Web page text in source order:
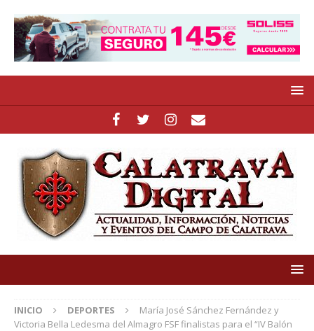
INICIO DEPORTES
María José Sánchez Fernández y
Victoria Bella Ledesma del Almagro FSF finalistas para el “IV Balón